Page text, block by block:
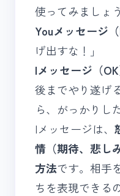
使ってみましょう
Youメッセージ（
げ出すな！」
Iメッセージ（OK
後までやり遂げ
ら、がっかりし
Iメッセージは、
情（期待、悲し
方法です。相手
ちを表現できる